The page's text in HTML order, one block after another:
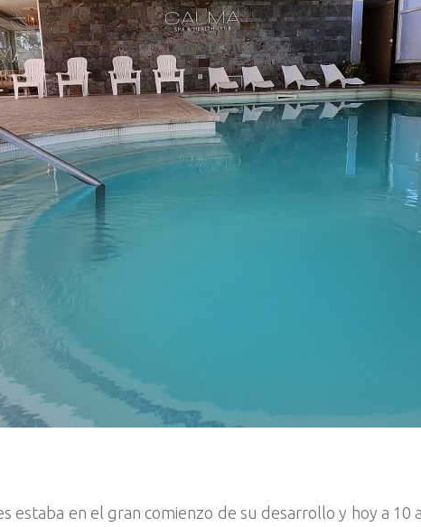
estaba en el gran comienzo de su desarrollo y hoy a 10